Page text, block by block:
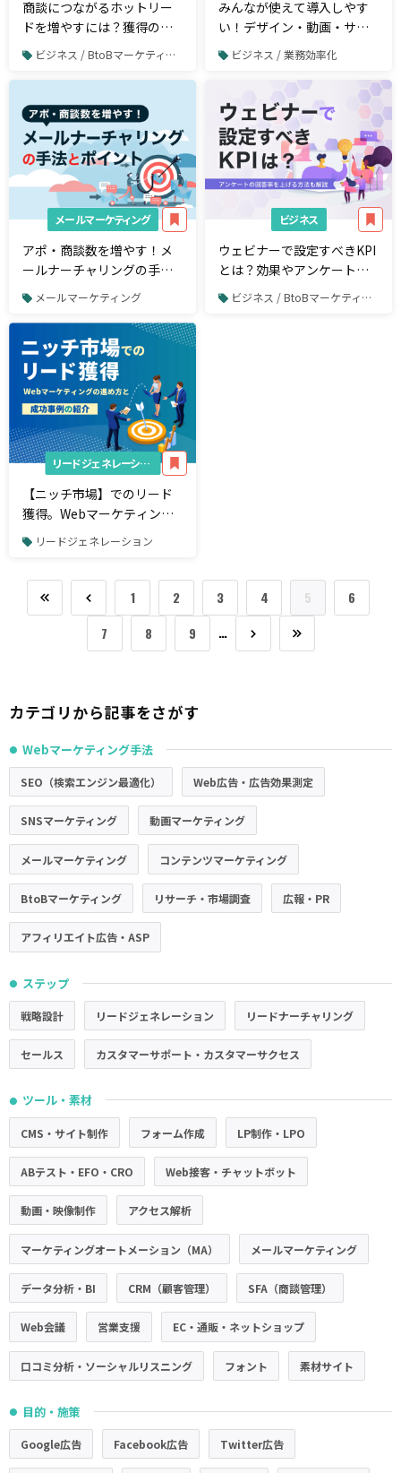
商談につながるホットリー
ドを増やすには？獲得のポ
イントを解説
ビジネス / BtoBマーケティング
みんなが使えて導入しやす
い！デザイン・動画・サイ
ト制作の【簡単ツール特
集】
ビジネス / 業務効率化
メールマーケティング
アポ・商談数を増やす！メ
ールナーチャリングの手法
とポイント
メールマーケティング
ビジネス
ウェビナーで設定すべきKPI
とは？効果やアンケート回
答率を高めるための方法を
ビジネス / BtoBマーケティング
リードジェネレーション
【ニッチ市場】でのリード
獲得。Webマーケティング
の進め方と成功事例
リードジェネレーション
1 2 3 4 5
6
7
8 9 …
カテゴリから記事をさがす
● Webマーケティング手法
SEO（検索エンジン最適化） Web広告・広告効果測定
SNSマーケティング 動画マーケティング
メールマーケティング コンテンツマーケティング
BtoBマーケティング リサーチ・市場調査 広報・PR
アフィリエイト広告・ASP
● ステップ
戦略設計 リードジェネレーション リードナーチャリング
セールス カスタマーサポート・カスタマーサクセス
● ツール・素材
CMS・サイト制作 フォーム作成 LP制作・LPO
ABテスト・EFO・CRO Web接客・チャットボット
動画・映像制作 アクセス解析
マーケティングオートメーション（MA） メールマーケティング
データ分析・BI CRM（顧客管理） SFA（商談管理）
Web会議 営業支援 EC・通販・ネットショップ
口コミ分析・ソーシャルリスニング フォント 素材サイト
● 目的・施策
Google広告 Facebook広告 Twitter広告